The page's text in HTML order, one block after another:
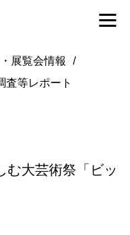
展覧会情報
査等レポート
む大芸術祭「ビッ